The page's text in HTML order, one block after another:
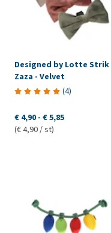
Designed by Lotte Strik
Zaza - Velvet
(4)
€ 4,90 - € 5,85
(€ 4,90 / st)